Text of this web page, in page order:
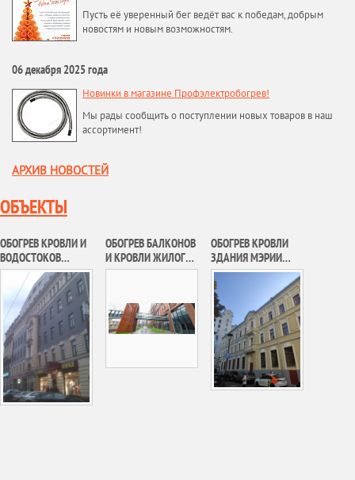
Пусть её уверенный бег ведёт вас к победам, добрым
новостям и новым возможностям.
06 декабря 2025 года
Новинки в магазине Профэлектробогрев!
Мы рады сообщить о поступлении новых товаров в наш
ассортимент!
АРХИВ НОВОСТЕЙ
ОБЪЕКТЫ
ОБОГРЕВ КРОВЛИ И
ВОДОСТОКОВ
АДМИНИСТРАТИВНО
ГО ЗДАНИЯ Г.
МОСКВА
ОБОГРЕВ БАЛКОНОВ
И КРОВЛИ ЖИЛОГО
КОМПЛЕКСА
КВАРТАЛЫ»
ОБОГРЕВ КРОВЛИ
ЗДАНИЯ МЭРИИ
МОСКВЫ